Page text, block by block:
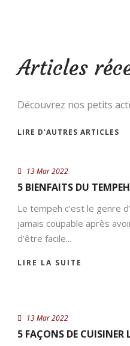
Articles
Découvrez nos petits
LIRE D'AUTRES ARTICLES
13 Mar 2022
5 BIENFAITS DU
Le tempeh c’est le genre
jamais coupable après
d’être facile...
LIRE LA SUITE
13 Mar 2022
5 FAÇONS DE CUISINER